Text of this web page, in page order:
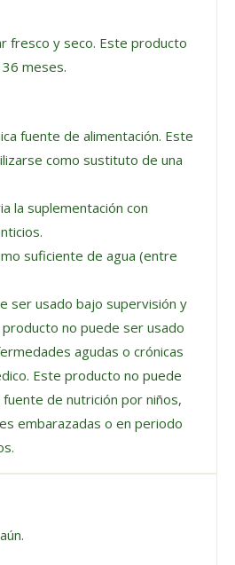
fresco y seco. Este producto
meses.
fuente de alimentación. Este
como sustituto de una
la suplementación con
suficiente de agua (entre
ser usado bajo supervisión y
no puede ser usado
agudas o crónicas
Este producto no puede
de nutrición por niños,
embarazadas o en periodo